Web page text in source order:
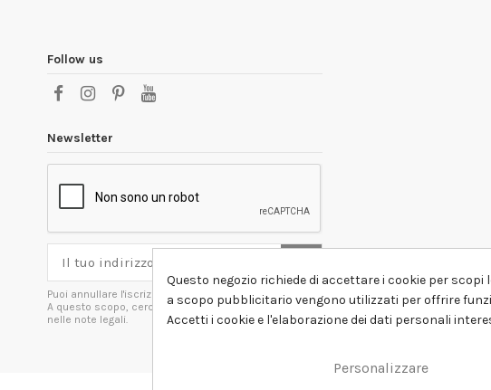
Follow us
Newsletter
Puoi annullare l'iscrizione in ogni momenti.
A questo scopo, cerca le info di contatto
nelle note legali.
Questo negozio richiede di accettare i cookie per
a scopo pubblicitario vengono utilizzati per offrire
Accetti i cookie e l'elaborazione dei dati personali
Personalizzare